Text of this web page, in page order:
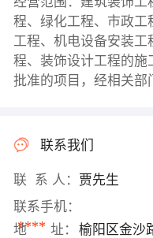
程、绿化工程、市政
工程、机电设备安装
程、装饰设计工程的施
批准的项目，经相关部
联系我们
联 系 人：
贾先生
联系手机：
****
地 址： 榆阳区金沙